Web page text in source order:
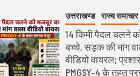
उत्तराखण्ड राज्य समाचार
14 किमी पैदल चलने
बच्चे, सड़क की मांग
वीडियो वायरल;
PMGSY-4 के तहत